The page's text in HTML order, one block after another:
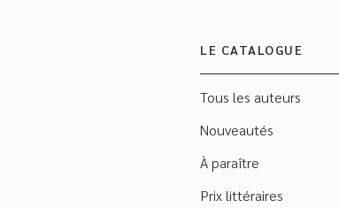
LE CATALOGUE
Tous les auteurs
Nouveautés
À paraître
Prix littéraires